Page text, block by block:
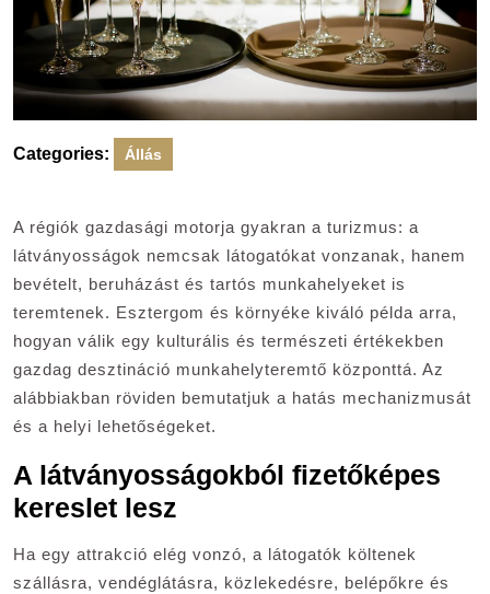
Categories: Állás
A régiók gazdasági motorja gyakran a turizmus: a
látványosságok nemcsak látogatókat vonzanak, hanem
bevételt, beruházást és tartós munkahelyeket is
teremtenek. Esztergom és környéke kiváló példa arra,
hogyan válik egy kulturális és természeti értékekben
gazdag desztináció munkahelyteremtő központtá. Az
alábbiakban röviden bemutatjuk a hatás mechanizmusát
és a helyi lehetőségeket.
A látványosságokból fizetőképes
kereslet lesz
Ha egy attrakció elég vonzó, a látogatók költenek
szállásra, vendéglátásra, közlekedésre, belépőkre és